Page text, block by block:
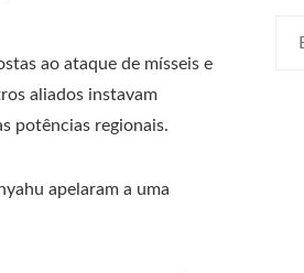
ao ataque de mísseis e
aliados instavam
potências regionais.
apelaram a uma